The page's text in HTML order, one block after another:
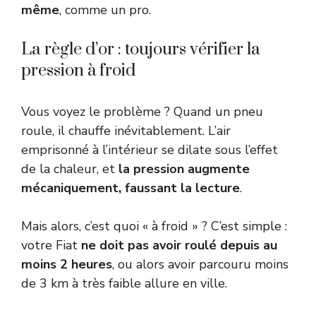
même, comme un pro.
La règle d’or : toujours vérifier la
pression à froid
Vous voyez le problème ? Quand un pneu
roule, il chauffe inévitablement. L’air
emprisonné à l’intérieur se dilate sous l’effet
de la chaleur, et la pression augmente
mécaniquement, faussant la lecture.
Mais alors, c’est quoi « à froid » ? C’est simple :
votre Fiat ne doit pas avoir roulé depuis au
moins 2 heures, ou alors avoir parcouru moins
de 3 km à très faible allure en ville.